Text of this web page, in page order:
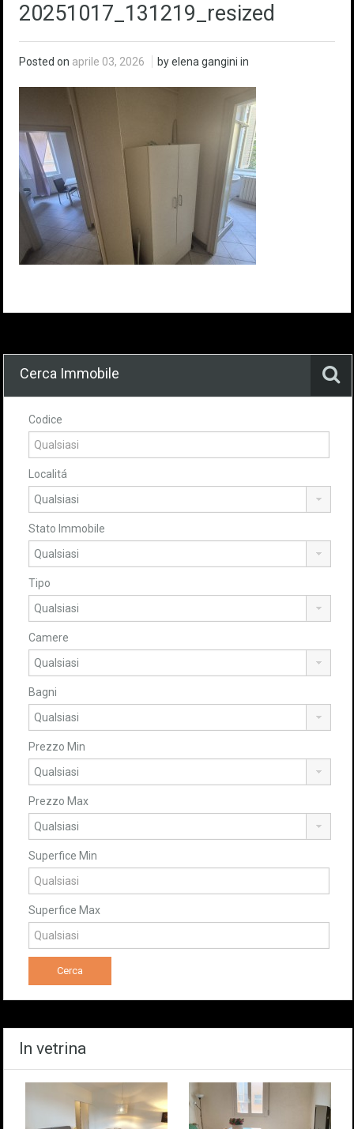
20251017_131219_resized
Posted on aprile 03, 2026 by elena gangini in
Cerca Immobile
Codice
Localitá
Stato Immobile
Tipo
Camere
Bagni
Prezzo Min
Prezzo Max
Superfice Min
Superfice Max
In vetrina